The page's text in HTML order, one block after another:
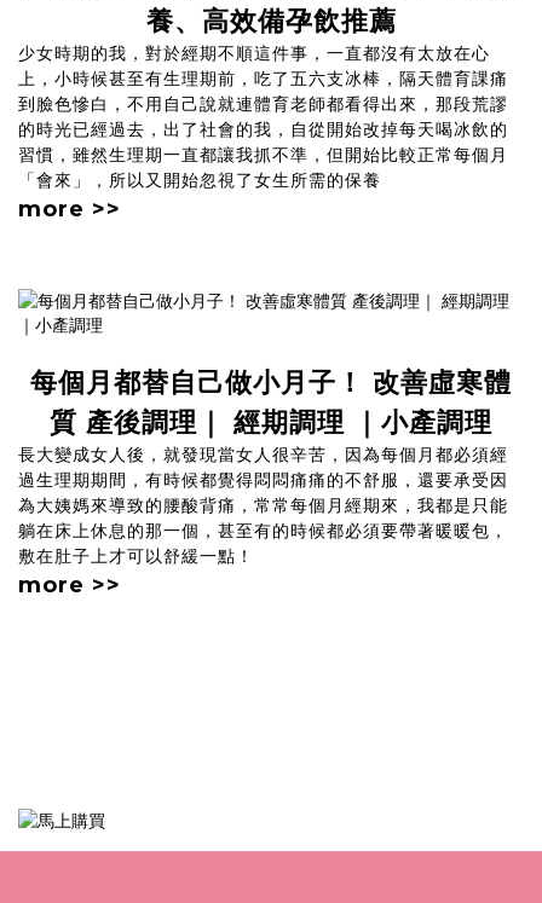
養、高效備孕飲推薦
少女時期的我，對於經期不順這件事，一直都沒有太放在心
上，小時候甚至有生理期前，吃了五六支冰棒，隔天體育課痛
到臉色慘白，不用自己說就連體育老師都看得出來，那段荒謬
的時光已經過去，出了社會的我，自從開始改掉每天喝冰飲的
習慣，雖然生理期一直都讓我抓不準，但開始比較正常每個月
「會來」，所以又開始忽視了女生所需的保養
more >>
每個月都替自己做小月子！ 改善虛寒體
質 產後調理｜ 經期調理 ｜小產調理
長大變成女人後，就發現當女人很辛苦，因為每個月都必須經
過生理期期間，有時候都覺得悶悶痛痛的不舒服，還要承受因
為大姨媽來導致的腰酸背痛，常常每個月經期來，我都是只能
躺在床上休息的那一個，甚至有的時候都必須要帶著暖暖包，
敷在肚子上才可以舒緩一點！
more >>